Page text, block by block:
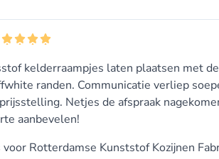
kelderraampjes laten plaatsen met
randen. Communicatie verliep
Netjes de afspraak
aanbevelen!
voor Rotterdamse Kunststof Kozijnen